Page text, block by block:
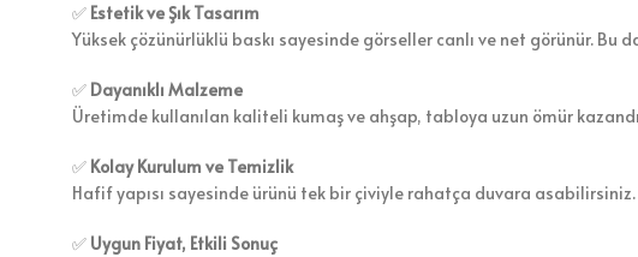
✅ Estetik ve Şık Tasarım
Yüksek çözünürlüklü baskı sayesinde görseller canlı ve net görünür. Bu
✅ Dayanıklı Malzeme
Üretimde kullanılan kaliteli kumaş ve ahşap, tabloya uzun ömür
✅ Kolay Kurulum ve Temizlik
Hafif yapısı sayesinde ürünü tek bir çiviyle rahatça duvara
✅ Uygun Fiyat, Etkili Sonuç